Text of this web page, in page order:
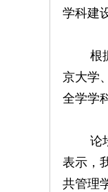
学科建
根据
京大学
全学学
论坛
表示，
共管理